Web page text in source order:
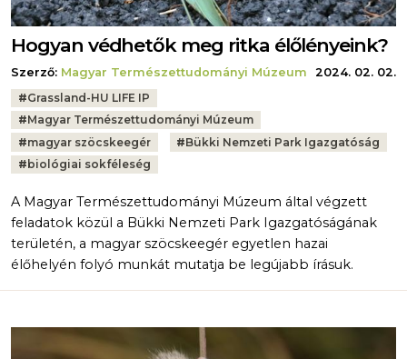
Hogyan védhetők meg ritka élőlényeink?
Szerző: Magyar Természettudományi Múzeum
2024. 02. 02.
Tags:
#Grassland-HU LIFE IP
#Magyar Természettudományi Múzeum
#magyar szöcskeegér #Bükki Nemzeti Park Igazgatóság
# biológiai sokféleség
A Magyar Természettudományi Múzeum által végzett
feladatok közül a Bükki Nemzeti Park Igazgatóságának
területén, a magyar szöcskeegér egyetlen hazai
élőhelyén folyó munkát mutatja be legújabb írásuk.